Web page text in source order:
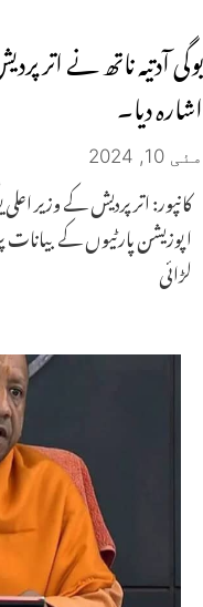
یوگی آدتیہ ناتھ نے اتر
اشارہ دیا۔
مئی 10, 2024
کانپور: اتر پردیش کے وزیر
اپوزیشن پارٹیوں کے
لڑائی